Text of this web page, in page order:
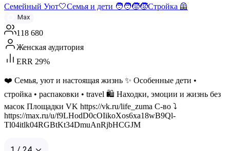
Семейный Уют🤍Семья и дети 🧑‍🧑‍🧒‍🧒Стройка 🦺
Max
118 680
Женская аудитория
ERR 29%
❤️ Семья, уют и настоящая жизнь ✨ Особенные дети •
стройка • распаковки • travel 🛍️ Находки, эмоции и жизнь без
масок Площадки VK https://vk.ru/life_zuma С-во ⤵️
https://max.ru/u/f9LHodD0cOIikoXos6xa18wB9Ql-
Tl04itlk04RGBtKt34DmuAnRjbHCGJM